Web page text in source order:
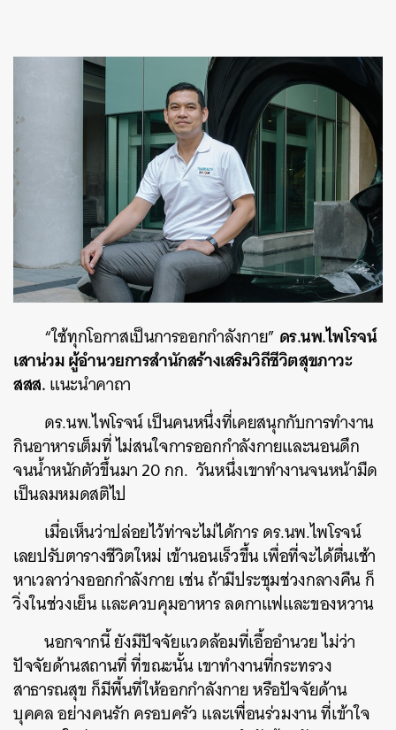
“ใช้ทุกโอกาสเป็นการออกกำลังกาย” ดร.นพ.ไพโรจน์
เสาน่วม ผู้อำนวยการสำนักสร้างเสริมวิถีชีวิตสุขภาวะ
สสส.แนะนำคาถา
ดร.นพ.ไพโรจน์ เป็นคนหนึ่งที่เคยสนุกกับการทำงาน
กินอาหารเต็มที่ ไม่สนใจการออกกำลังกายและนอนดึก
จนน้ำหนักตัวขึ้นมา 20 กก. วันหนึ่งเขาทำงานจนหน้ามืด
เป็นลมหมดสติไป
เมื่อเห็นว่าปล่อยไว้ท่าจะไม่ได้การ ดร.นพ.ไพโรจน์
เลยปรับตารางชีวิตใหม่ เข้านอนเร็วขึ้น เพื่อที่จะได้ตื่นเช้า
หาเวลาว่างออกกำลังกาย เช่น ถ้ามีประชุมช่วงกลางคืน ก็
วิ่งในช่วงเย็น และควบคุมอาหาร ลดกาแฟและของหวาน
นอกจากนี้ ยังมีปัจจัยแวดล้อมที่เอื้ออำนวย ไม่ว่า
ปัจจัยด้านสถานที่ ที่ขณะนั้น เขาทำงานที่กระทรวง
สาธารณสุข ก็มีพื้นที่ให้ออกกำลังกาย หรือปัจจัยด้าน
บุคคล อย่างคนรัก ครอบครัว และเพื่อนร่วมงาน ที่เข้าใจ